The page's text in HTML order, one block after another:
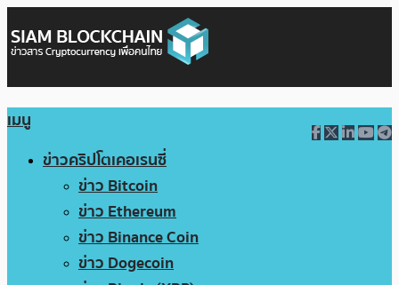
เมนู
ข่าวคริปโตเคอเรนซี่
ข่าว Bitcoin
ข่าว Ethereum
ข่าว Binance Coin
ข่าว Dogecoin